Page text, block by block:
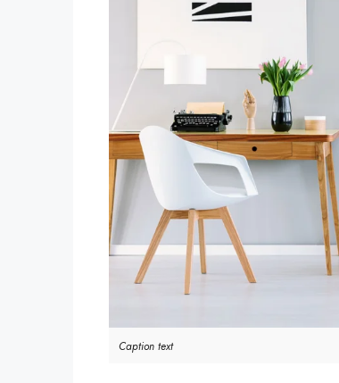
Caption text